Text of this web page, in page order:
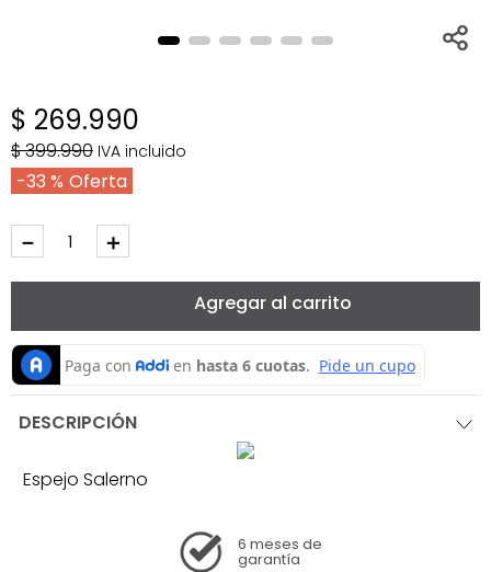
$ 269.990
$399.990 IVA incluido
33 %
＋
－
Agregar al carrito
DESCRIPCIÓN
Espejo Salerno
6 meses de
garantía